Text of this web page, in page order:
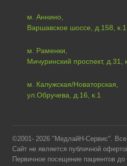
м. Аннино,
Варшавское шоссе, д.158, к.1
м. Раменки,
Мичуринский проспект, д.31,
м. Калужская/Новаторская,
ул.Обручева, д.16, к.1
©2001- 2026 "МедлайН-Сервис".
Сайт не является публичной
Первичное посещение пациентов